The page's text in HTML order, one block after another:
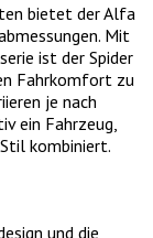
bietet der Alfa
Mit
ist der Spider
Fahrkomfort zu
je nach
ein Fahrzeug,
kombiniert.
und die